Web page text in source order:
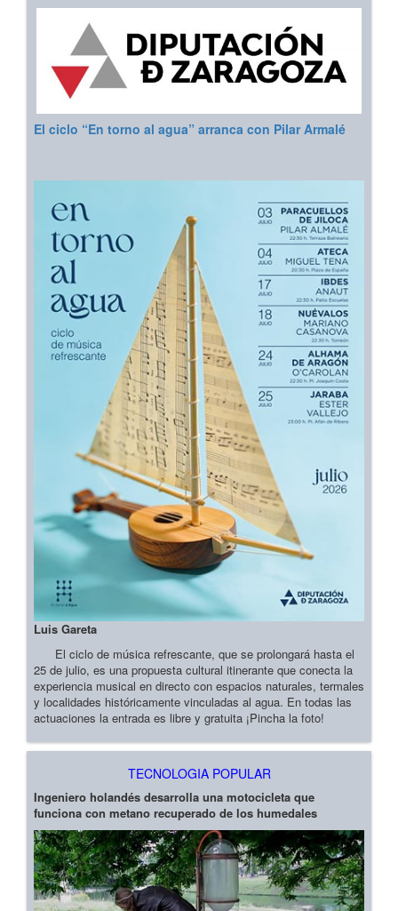
El ciclo “En torno al agua” arranca con Pilar Armalé
Luis Gareta
El ciclo de música refrescante, que se prolongará hasta el
25 de julio, es una propuesta cultural itinerante que conecta la
experiencia musical en directo con espacios naturales, termales
y localidades históricamente vinculadas al agua. En todas las
actuaciones la entrada es libre y gratuita ¡Pincha la foto!
TECNOLOGIA POPULAR
Ingeniero holandés desarrolla una motocicleta que
funciona con metano recuperado de los humedales